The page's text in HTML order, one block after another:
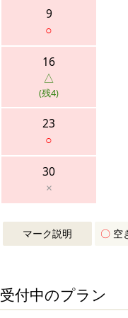
9
○
16
△
(残4)
23
○
30
×
マーク説明 〇 空
受付中のプラン